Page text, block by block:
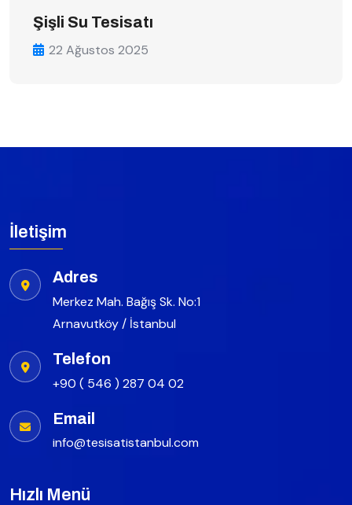
Şişli Su Tesisatı
22 Ağustos 2025
İletişim
Adres
Merkez Mah. Bağış Sk. No:1
Arnavutköy / İstanbul
Telefon
+90 ( 546 ) 287 04 02
Email
info@tesisatistanbul.com
Hızlı Menü